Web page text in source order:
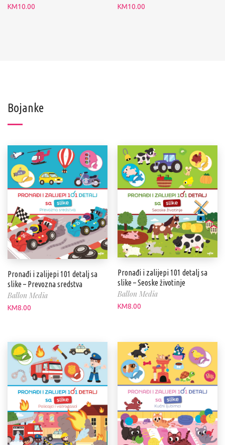
KM10.00 KM10.00
Bojanke
Pronađi i zalijepi 101 detalj sa
slike – Prevozna sredstva
Ballon Media
KM8.00
Pronađi i zalijepi 101 detalj sa
slike – Seoske životinje
Ballon Media
KM8.00